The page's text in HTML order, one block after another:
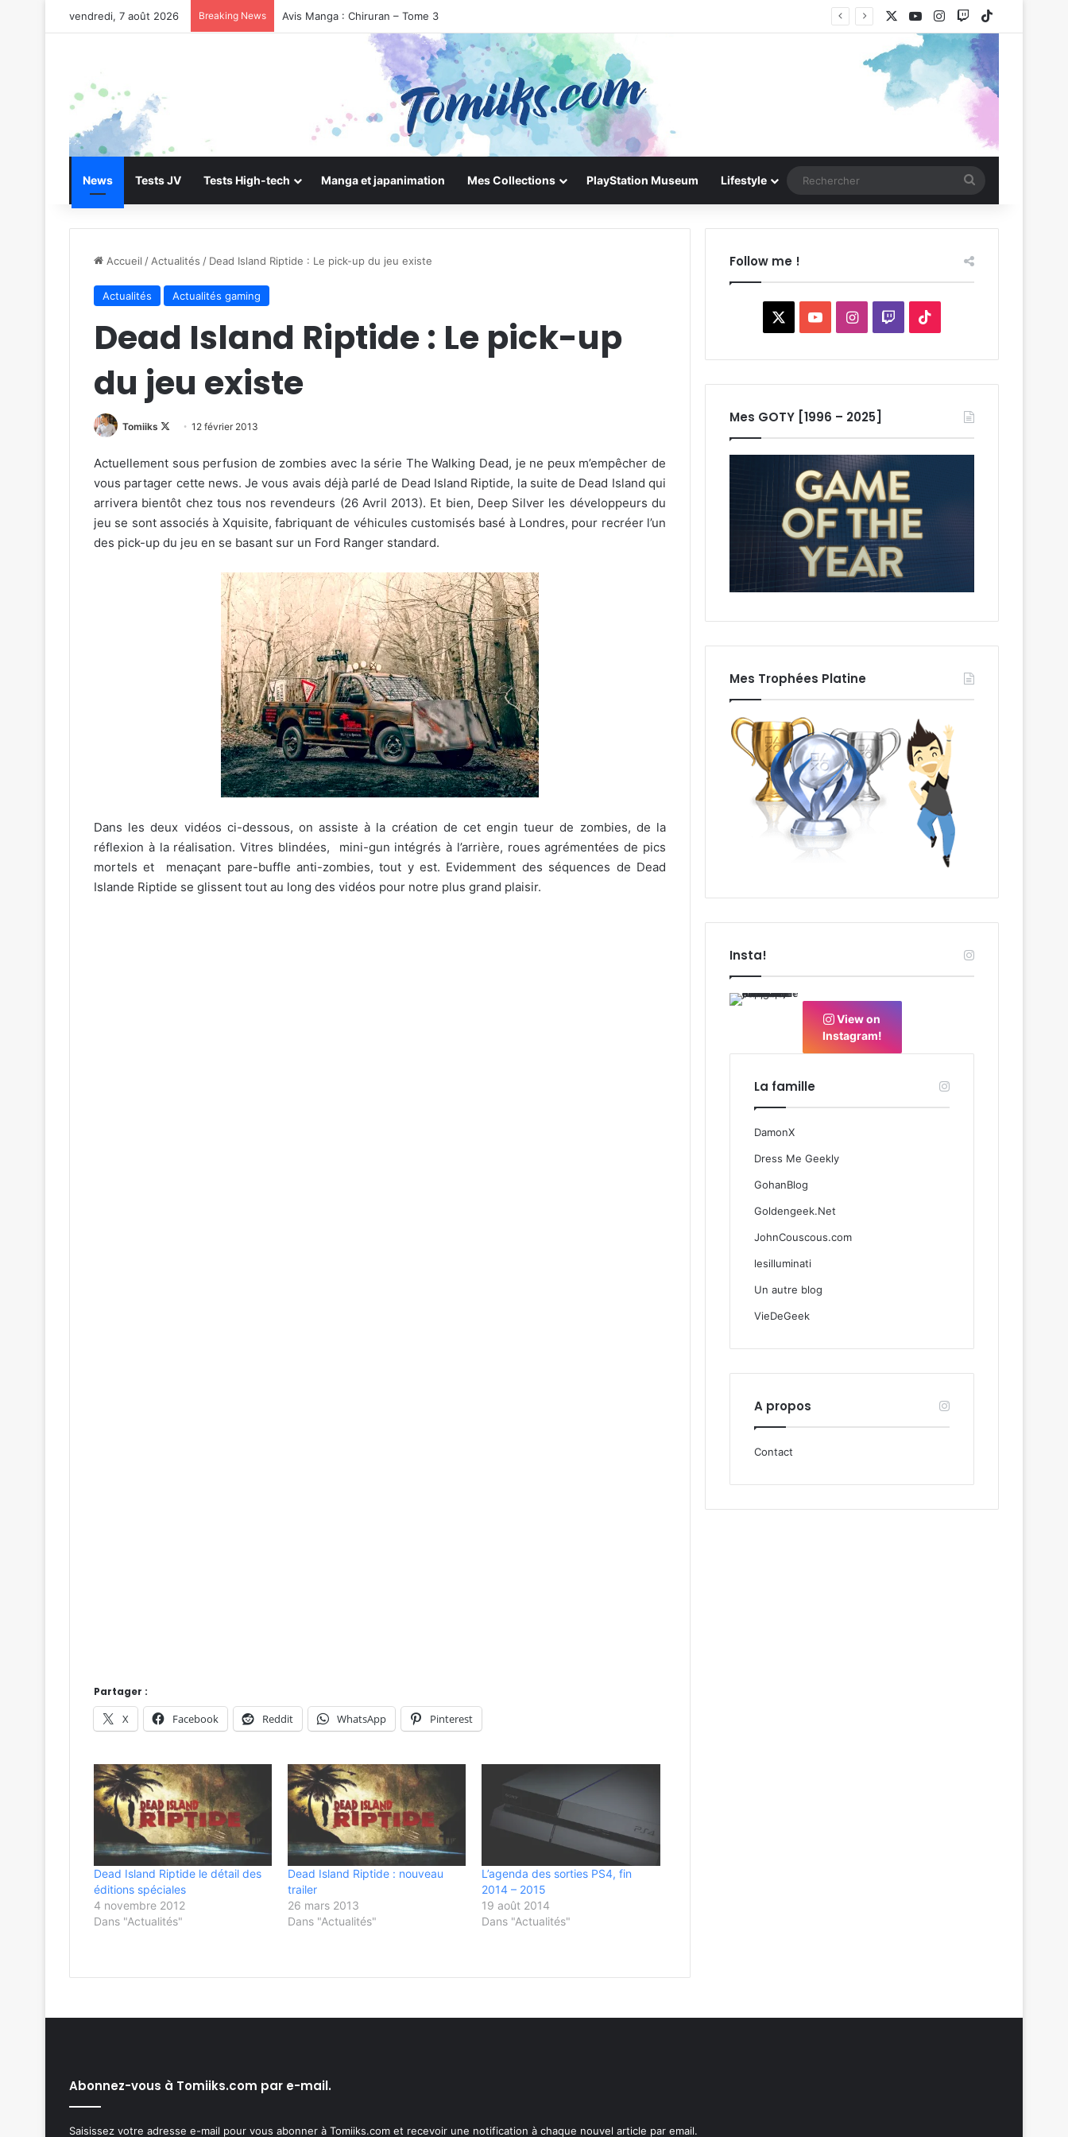
vendredi, 7 août 2026 Breaking News Avis Manga : Chiruran – Tome 3 YouTubeInstagram
Twitch
News Tests JV Tests High-tech Manga et japanimation Mes Collections PlayStation Museum Lifestyle
Accueil / Actualités / Dead Island Riptide : Le pick-up du jeu existe
Actualités Actualités gaming
Dead Island Riptide : Le pick-up
du jeu existe
Tomiiks
Follow
X
12 février 2013
Actuellement sous perfusion de zombies avec la série The Walking Dead, je ne peux m’empêcher de
vous partager cette news. Je vous avais déjà parlé de Dead Island Riptide, la suite de Dead Island qui
arrivera bientôt chez tous nos revendeurs (26 Avril 2013). Et bien, Deep Silver les développeurs du
jeu se sont associés à Xquisite, fabriquant de véhicules customisés basé à Londres, pour recréer l’un
des pick-up du jeu en se basant sur un Ford Ranger standard.
Dans les deux vidéos ci-dessous, on assiste à la création de cet engin tueur de zombies, de la
réflexion à la réalisation. Vitres blindées, mini-gun intégrés à l’arrière, roues agrémentées de pics
mortels et menaçant pare-buffle anti-zombies, tout y est. Evidemment des séquences de Dead
Islande Riptide se glissent tout au long des vidéos pour notre plus grand plaisir.
Partager :
X Facebook Reddit WhatsApp Pinterest
Dead Island Riptide le détail des
éditions spéciales
4 novembre 2012
Dans "Actualités"
Dead Island Riptide : nouveau
trailer
26 mars 2013
Dans "Actualités"
L’agenda des sorties PS4, fin
2014 – 2015
19 août 2014
Dans "Actualités"
Follow me !
YouTubeInstagram
Twitch
Mes GOTY [1996 – 2025]
Mes Trophées Platine
Insta!
View on
Instagram!
La famille
DamonX
Dress Me Geekly
GohanBlog
Goldengeek.Net
JohnCouscous.com
lesilluminati
Un autre blog
VieDeGeek
A propos
Contact
Abonnez-vous à Tomiiks.com par e-mail.
Saisissez votre adresse e-mail pour vous abonner à Tomiiks.com et recevoir une notification à chaque nouvel article par email.